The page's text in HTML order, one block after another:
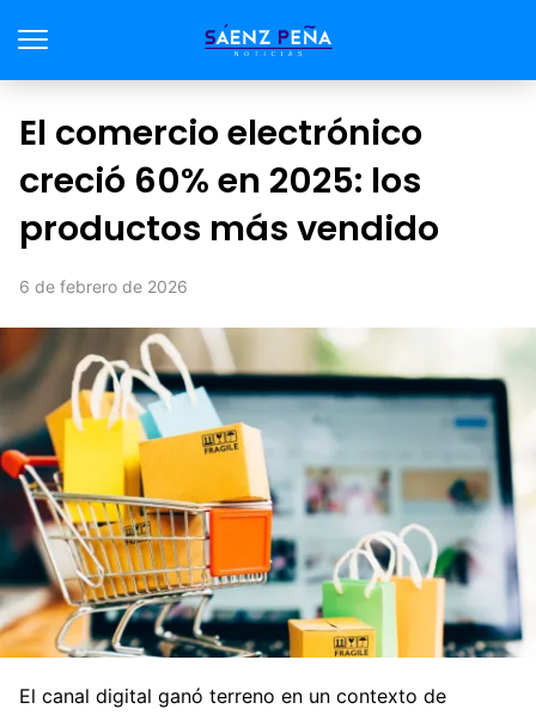
El comercio electrónico
creció 60% en 2025: los
productos más vendido
6 de febrero de 2026
El canal digital ganó terreno en un contexto de